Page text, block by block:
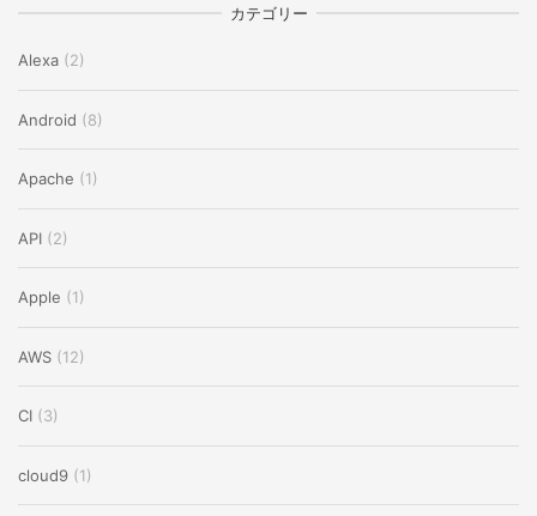
カテゴリー
Alexa (2)
Android (8)
Apache (1)
API (2)
Apple (1)
AWS (12)
CI (3)
cloud9 (1)